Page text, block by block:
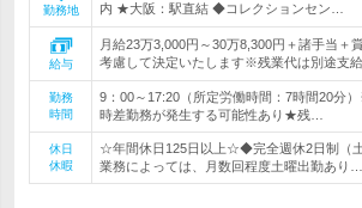
勤務地
内 ★大阪：駅直結 ◆コレクションセン…
給与
月給23万3,000円～30万8,300円＋諸手当＋
考慮して決定いたします※残業代は別途支
勤務
時間
9：00～17:20（所定労働時間：7時間20分
時差勤務が発生する可能性あり★残…
休日
休暇
☆年間休日125日以上☆◆完全週休2日制（
業務によっては、月数回程度土曜出勤あり…